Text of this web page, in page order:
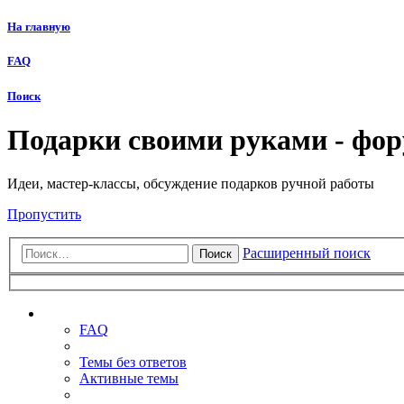
На главную
FAQ
Поиск
Подарки своими руками -
Идеи, мастер-классы, обсуждение подарков ручной работы
Пропустить
Поиск Расширенный поиск
FAQ
Темы без ответов
Активные темы